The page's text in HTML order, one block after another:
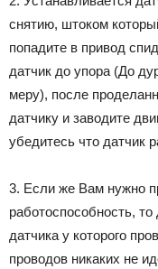
снятию, штоком
попадите в привод
датчик до упора (До
меру), после
датчику и заводите
убедитесь что датчик
3. Если же Вам нужно
работоспособность,
датчика у которого
проводов никаких не